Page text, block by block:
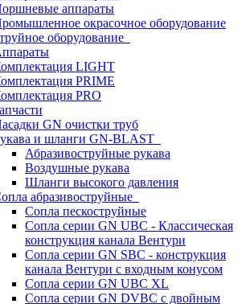
аппараты
окрасочное оборудование
оборудование
LIGHT
PRIME
PRO
GN очистки труб
и шланги GN-BLAST
Абразивоструйные рукава
Воздушные рукава
Шланги высокого давления
абразивоструйные
Сопла пескоструйные
Сопла серии GN UBC - Классическая
конструкция канала Вентури
Сопла серии GN SBC - конструкция
канала Вентури c входным конусом
Сопла серии GN UBC XL
Сопла серии GN DVBC с двойным